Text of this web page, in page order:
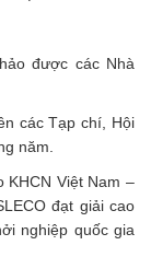
được các Nhà
các Tạp chí, Hội
năm.
KHCN Việt Nam –
đạt giải cao
nghiệp quốc gia